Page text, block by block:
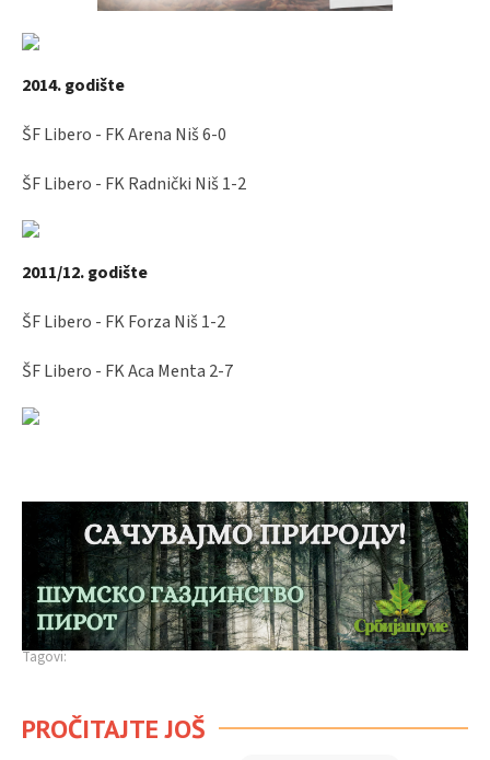
2014. godište
ŠF Libero - FK Arena Niš 6-0
ŠF Libero - FK Radnički Niš 1-2
2011/12. godište
ŠF Libero - FK Forza Niš 1-2
ŠF Libero - FK Aca Menta 2-7
Tagovi:
PROČITAJTE JOŠ